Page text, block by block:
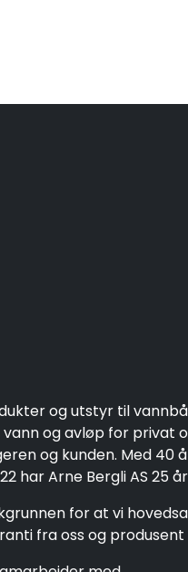
og utstyr til
og avløp for privat
og kunden. Med 40
har Arne Bergli AS 25
for at vi
fra oss og produsent